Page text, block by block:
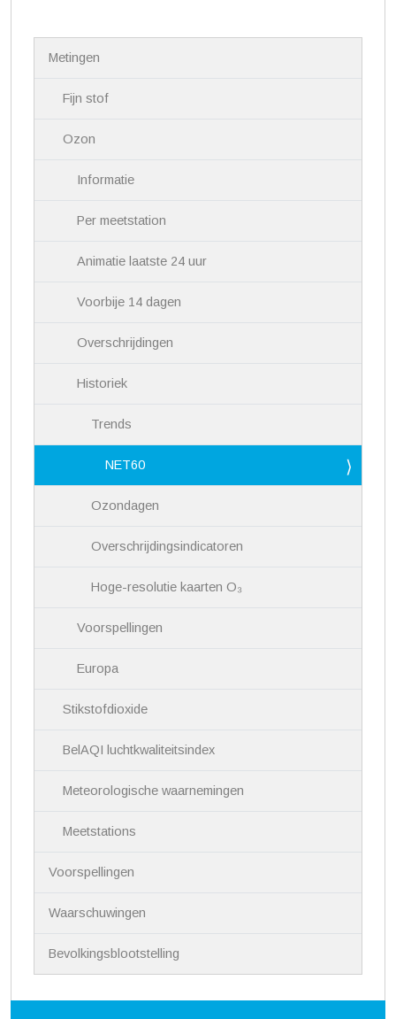
Metingen
Fijn stof
Ozon
Informatie
Per meetstation
Animatie laatste 24 uur
Voorbije 14 dagen
Overschrijdingen
Historiek
Trends
NET60
Ozondagen
Overschrijdingsindicatoren
Hoge-resolutie kaarten O₃
Voorspellingen
Europa
Stikstofdioxide
BelAQI luchtkwaliteitsindex
Meteorologische waarnemingen
Meetstations
Voorspellingen
Waarschuwingen
Bevolkingsblootstelling